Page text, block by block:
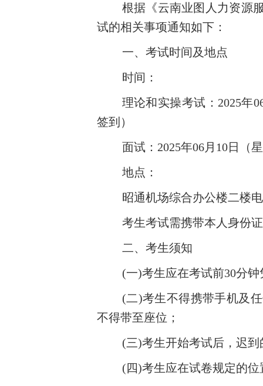
根据《云南业图人力资源
试的相关事项通知如下：
一、考试时间及地点
时间：
理论和实操考试 ： 2025年
签到）
面试： 2025年06月10日（
地点：
昭通机场综合办公楼二楼
考生考试需携带本人身份
二、考生须知
(一)考生应在考试前30分
(二)考生不得携带手机及
不得带至座位；
(三)考生开始考试后，迟
(四)考生应在试卷规定的